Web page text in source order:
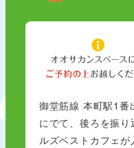
御堂筋線 本町駅1番
にでて、後ろを振
ルズベストカフェ